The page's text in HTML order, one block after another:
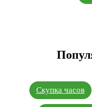
Скупка часов